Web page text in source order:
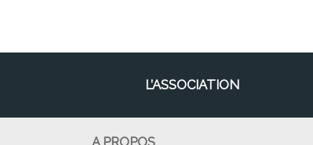
L’ASSOCIATION